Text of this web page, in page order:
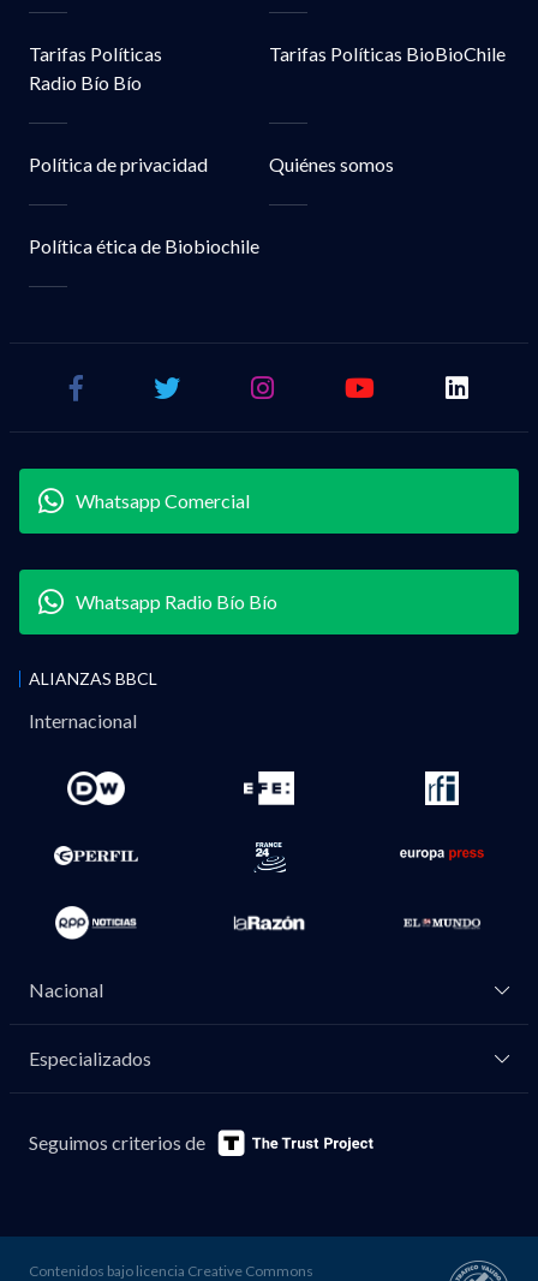
Tarifas Políticas
Radio Bío Bío
Tarifas Políticas BioBioChile
Política de privacidad Quiénes somos
Política ética de Biobiochile
Whatsapp Comercial
Whatsapp Radio Bío Bío
ALIANZAS BBCL
Internacional
Nacional
Especializados
Seguimos criterios de
Contenidos bajo licencia Creative Commons